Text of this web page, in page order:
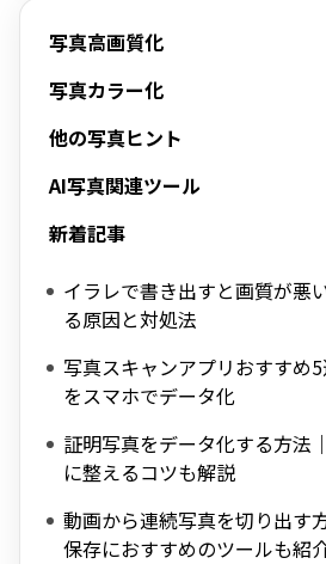
写真高画質化
写真カラー化
他の写真ヒント
AI写真関連ツール
新着記事
イラレで書き出すと画質が悪
る原因と対処法
写真スキャンアプリおすすめ
をスマホでデータ化
証明写真をデータ化する方法
に整えるコツも解説
動画から連続写真を切り出す
保存におすすめのツールも紹